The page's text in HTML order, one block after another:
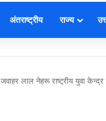
अंतराष्ट्रीय राज्य
जवाहर लाल नेहरू राष्ट्रीय युवा